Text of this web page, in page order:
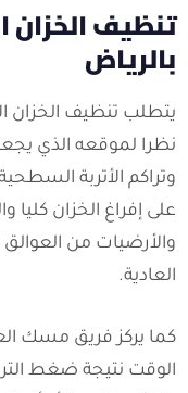
تنظيف الخزان
بالرياض
يتطلب تنظيف الخزان
نظرا لموقعه الذي
وتراكم الأتربة
على إفراغ الخزان كليا
والأرضيات من العوالق
العادية.
كما يركز فريق مسك
الوقت نتيجة ضغط